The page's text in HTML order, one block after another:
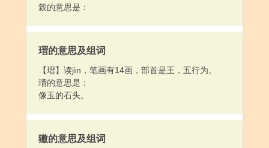
榖的意思是：
瑨的意思及组词
【瑨】读jìn，笔画有14画，部首是王，五行为。
瑨的意思是：
像玉的石头。
獙的意思及组词